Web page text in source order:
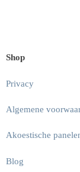
Shop
Privacy
Algemene
Akoestische
Blog